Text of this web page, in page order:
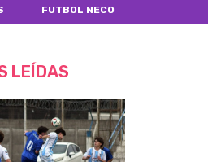
FUTBOL NECO
LEÍDAS